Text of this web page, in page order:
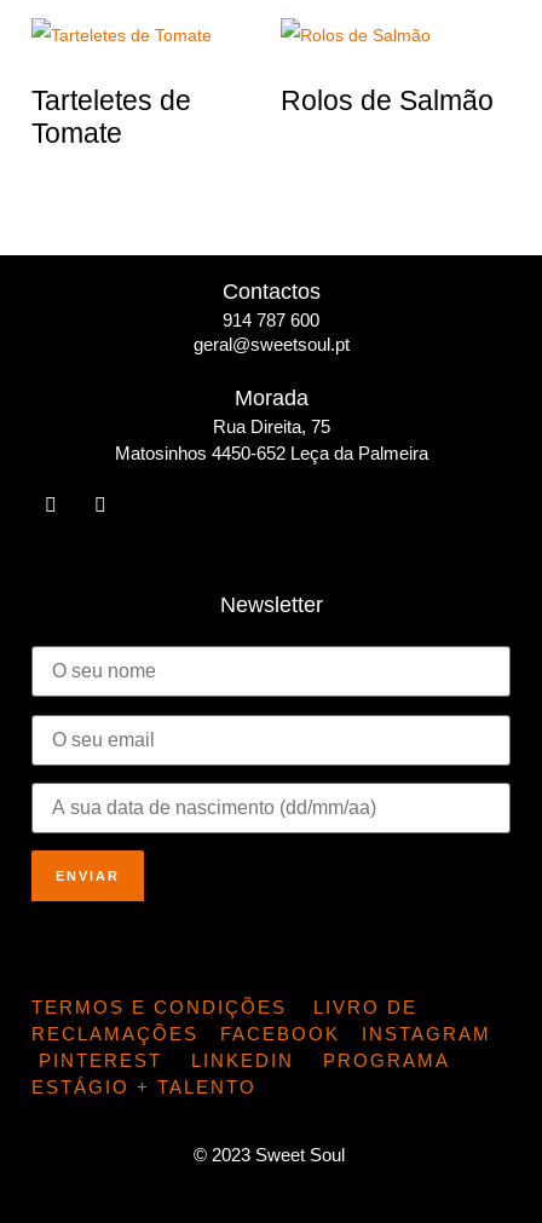
Tarteletes de
Tomate
Rolos de Salmão
Contactos
914 787 600
geral@sweetsoul.pt
Morada
Rua Direita, 75
Matosinhos 4450-652 Leça da Palmeira
Newsletter
TERMOS E CONDIÇÕES
LIVRO DE
RECLAMAÇÕES
FACEBOOK
INSTAGRAM
PINTEREST
LINKEDIN
PROGRAMA
ESTÁGIO + TALENTO
© 2023 Sweet Soul